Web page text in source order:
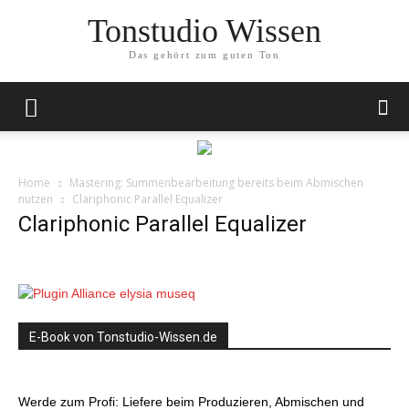
Tonstudio Wissen
Das gehört zum guten Ton
Home
Mastering: Summenbearbeitung bereits beim Abmischen
nutzen
Clariphonic Parallel Equalizer
Clariphonic Parallel Equalizer
E-Book von Tonstudio-Wissen.de
Werde zum Profi: Liefere beim Produzieren, Abmischen und